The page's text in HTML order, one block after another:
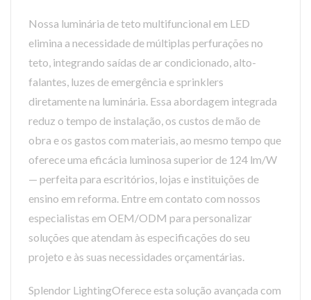
Nossa luminária de teto multifuncional em LED
elimina a necessidade de múltiplas perfurações no
teto, integrando saídas de ar condicionado, alto-
falantes, luzes de emergência e sprinklers
diretamente na luminária. Essa abordagem integrada
reduz o tempo de instalação, os custos de mão de
obra e os gastos com materiais, ao mesmo tempo que
oferece uma eficácia luminosa superior de 124 lm/W
— perfeita para escritórios, lojas e instituições de
ensino em reforma. Entre em contato com nossos
especialistas em OEM/ODM para personalizar
soluções que atendam às especificações do seu
projeto e às suas necessidades orçamentárias.
Splendor LightingOferece esta solução avançada com